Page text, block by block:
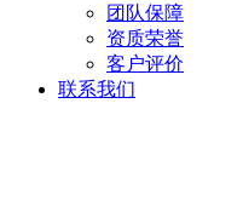
团队保障
资质荣誉
客户评价
联系我们